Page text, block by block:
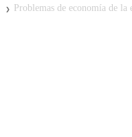
Problemas de economía de la